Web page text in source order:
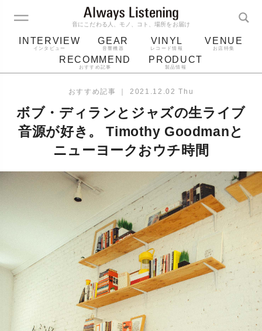
音にこだわる人、モノ、コト、場所をお届け
INTERVIEW
インタビュー
GEAR
音響機器
VINYL
レコード情報
VENUE
お店特集
RECOMMEND
おすすめ記事
PRODUCT
製品情報
アルバム
レコード針
おすすめ記事 ｜ 2021.12.02 Thu
ボブ・ディランとジャズの生ライブ
音源が好き。 Timothy Goodmanと
ニューヨークおウチ時間